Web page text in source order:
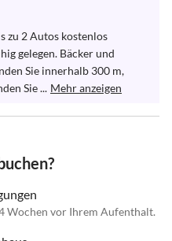
zu 2 Autos kostenlos
gelegen. Bäcker und
Sie innerhalb 300 m,
Sie ... Mehr anzeigen
Wochen vor Ihrem Aufenthalt.